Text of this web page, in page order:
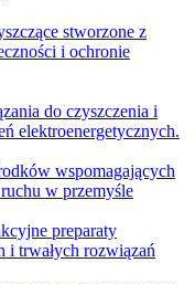
stworzone z
i ochronie
do czyszczenia i
elektroenergetycznych.
wspomagających
w przemyśle
preparaty
i trwałych rozwiązań